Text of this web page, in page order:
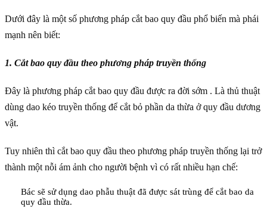
Dưới đây là một số phương pháp cắt bao quy đầu phổ biến mà phái
mạnh nên biết:
1. Cắt bao quy đầu theo phương pháp truyền thống
Đây là phương pháp cắt bao quy đầu được ra đời sớm . Là thủ thuật
dùng dao kéo truyền thống để cắt bỏ phần da thừa ở quy đầu dương
vật.
Tuy nhiên thì cắt bao quy đầu theo phương pháp truyền thống lại trở
thành một nỗi ám ảnh cho người bệnh vì có rất nhiều hạn chế:
Bác sẽ sử dụng dao phẫu thuật đã được sát trùng để cắt bao da
quy đầu thừa.